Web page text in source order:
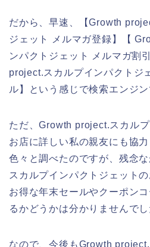
だから、早速、【Growth
ジェット メルマガ登録】【
ンパクトジェット メルマガ割
project.スカルプインパクトジ
ル】という感じで検索エンジ
ただ、Growth project.スカル
お店に詳しい私の親友にも協力
色々と調べたのですが、残念
スカルプインパクトジェット
お得な年末セールやクーポン
るかどうかは分かりませんでし
なので、今後もGrowth